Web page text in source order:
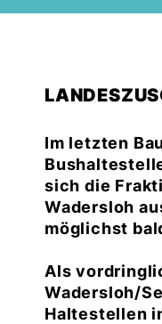
Im letzten
sich die
Wadersloh
möglichst
Als
Wadersloh/
Haltestellen